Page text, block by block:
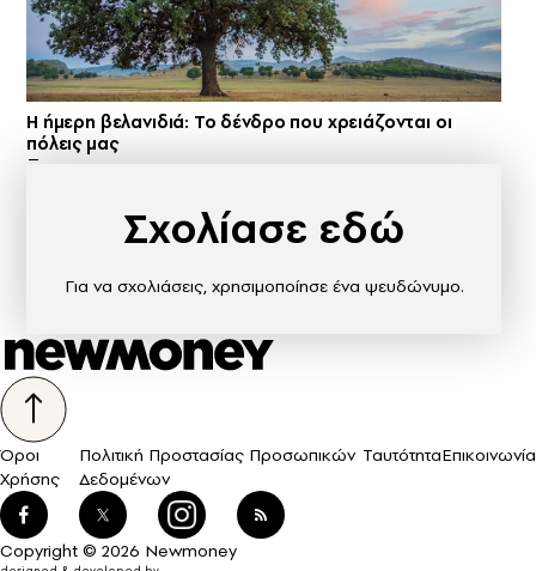
Η ήμερη βελανιδιά: Το δένδρο που χρειάζονται οι
πόλεις μας
Σχολίασε εδώ
Για να σχολιάσεις, χρησιμοποίησε ένα ψευδώνυμο.
Όροι
Χρήσης
Πολιτική Προστασίας Προσωπικών
Δεδομένων
ΤαυτότηταΕπικοινωνία
Copyright © 2026 Newmoney